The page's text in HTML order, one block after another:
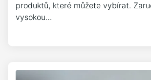
produktů, které můžete vybírat.
vysokou…